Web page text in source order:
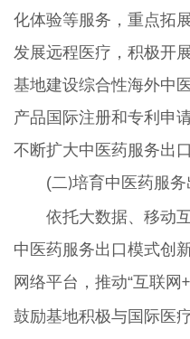
化体验等服务，重点拓
发展远程医疗，积极开
基地建设综合性海外中
产品国际注册和专利申
不断扩大中医药服务出口
(二)培育中医药服务
依托大数据、移动互
中医药服务出口模式创
网络平台，推动“互联网 +
鼓励基地积极与国际医